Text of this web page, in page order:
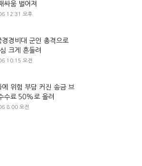
싸움 벌어져
12:31 오후
경경비대 군인 총격으로
크게 흔들려
10:15 오전
에 위험 부담 커진 송금 브
수료 50%로 올려
8:00 오전